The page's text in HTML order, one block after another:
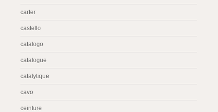
carter
castello
catalogo
catalogue
catalytique
cavo
ceinture